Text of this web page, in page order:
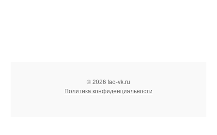
© 2026 faq-vk.ru
Политика конфиденциальности